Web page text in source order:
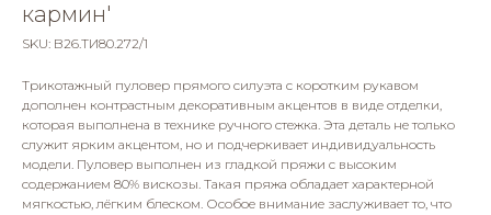
кармин'
SKU: B26.ТИ80.272/1
Трикотажный пуловер прямого силуэта с коротким рукавом
дополнен контрастным декоративным акцентов в виде отделки,
которая выполнена в технике ручного стежка. Эта деталь не только
служит ярким акцентом, но и подчеркивает индивидуальность
модели. Пуловер выполнен из гладкой пряжи с высоким
содержанием 80% вискозы. Такая пряжа обладает характерной
мягкостью, лёгким блеском. Особое внимание заслуживает то, что